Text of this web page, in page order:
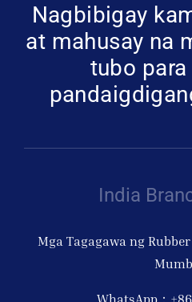
Nagbibigay
at mahusay na
tubo
India
Mga Tagagawa ng
WhatsApp：+86